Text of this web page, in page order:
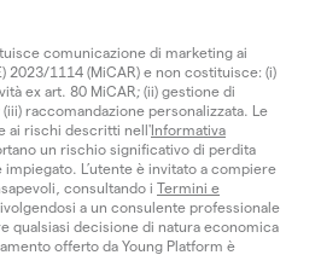
comunicazione di marketing ai
2023/1114 (MiCAR) e non costituisce: (i)
ex art. 80 MiCAR; (ii) gestione di
raccomandazione personalizzata. Le
ai rischi descritti nell'Informativa
un rischio significativo di perdita
L’utente è invitato a compiere
consultando i Termini e
a un consulente professionale
qualsiasi decisione di natura economica
offerto da Young Platform è